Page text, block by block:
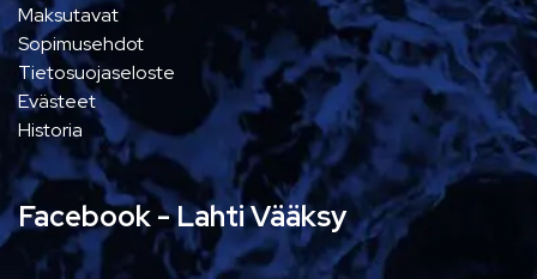
Maksutavat
Sopimusehdot
Tietosuojaseloste
Evästeet
Historia
Facebook - Lahti Vääksy